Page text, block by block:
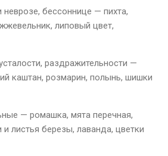
бессоннице — пихта,
липовый цвет,
раздражительности —
каштан, розмарин, полынь, шишки
— ромашка, мята перечная,
и листья березы, лаванда, цветки